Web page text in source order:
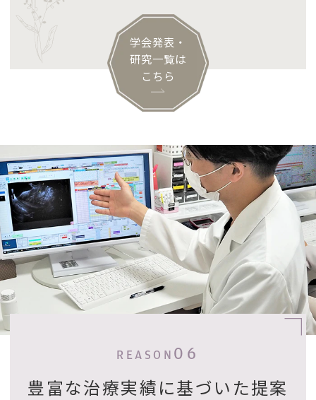
学会発表・
研究一覧は
こちら
REASON 06
豊富な治療実績に基づいた提案